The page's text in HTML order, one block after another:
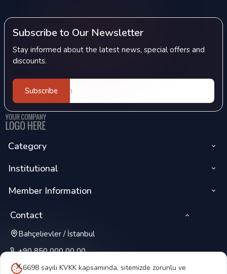
6698 sayılı KVKK kapsamında, sitemizde zorunlu ve
Subscribe to Our Newsletter
Stay informed about the latest news, special offers and
discounts.
Subscribe
Category
Institutional
Member Information
Contact
Bahçelievler / İstanbul
+90 850 000 00 00